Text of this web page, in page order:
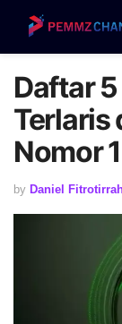
Daftar
Terlaris
Nomor
by Daniel